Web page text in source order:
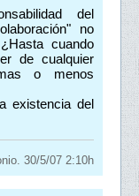
del
no
cuando
de cualquier
o menos
existencia del
30/5/07 2:10h